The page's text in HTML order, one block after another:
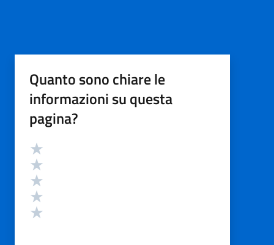
Quanto sono chiare le
informazioni su questa
pagina?
Valutazione